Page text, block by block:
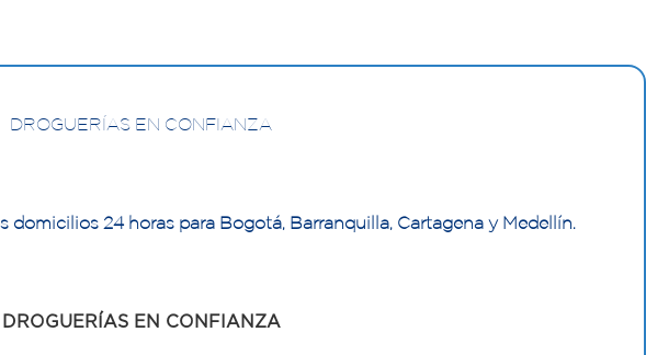
DROGUERÍAS EN CONFIANZA
domicilios 24 horas para Bogotá, Barranquilla, Cartagena y Medellín.
DROGUERÍAS EN CONFIANZA